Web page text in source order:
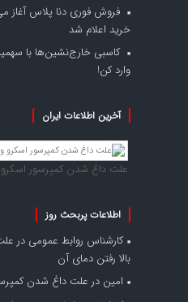
فروش فوری دنا پلاس آغاز
خرید اعلام شد
وارد کن!
آخرین اطلاعات ایران
علت داغ شدن کمپرسور اسکرو
اطلاعات پربحث روز
کارشناس روابط عمومی در
بالا رفتن دمای آن
امین در علت داغ شدن